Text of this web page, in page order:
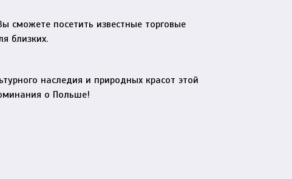
сможете посетить известные торговые
близких.
наследия и природных красот этой
о Польше!